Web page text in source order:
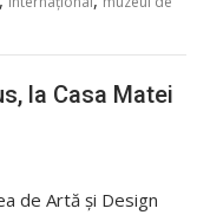
la Casa Matei
de Artă şi Design